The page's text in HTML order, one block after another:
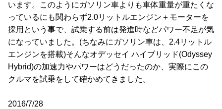
います。このようにガソリン車よりも車体重量が重たくな
っているにも関わらず2.0リットルエンジン＋モーターを
採用という事で、試乗する前は発進時などパワー不足が気
になっていました。(ちなみにガソリン車は、2.4リットル
エンジンを搭載)そんなオデッセイ ハイブリッド(Odyssey
Hybrid)の加速力やパワーはどうだったのか、実際にこの
クルマを試乗をして確かめてきました。
2016/7/28